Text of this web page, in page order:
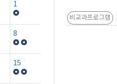
1
8
15
비교과프로그램